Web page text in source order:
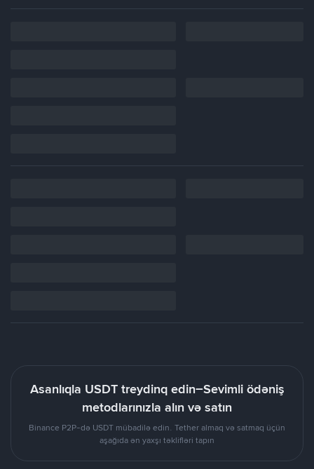
Asanlıqla USDT treydinq edin–Sevimli ödəniş
metodlarınızla alın və satın
Binance P2P-də USDT mübadilə edin. Tether almaq və satmaq üçün
aşağıda ən yaxşı təklifləri tapın